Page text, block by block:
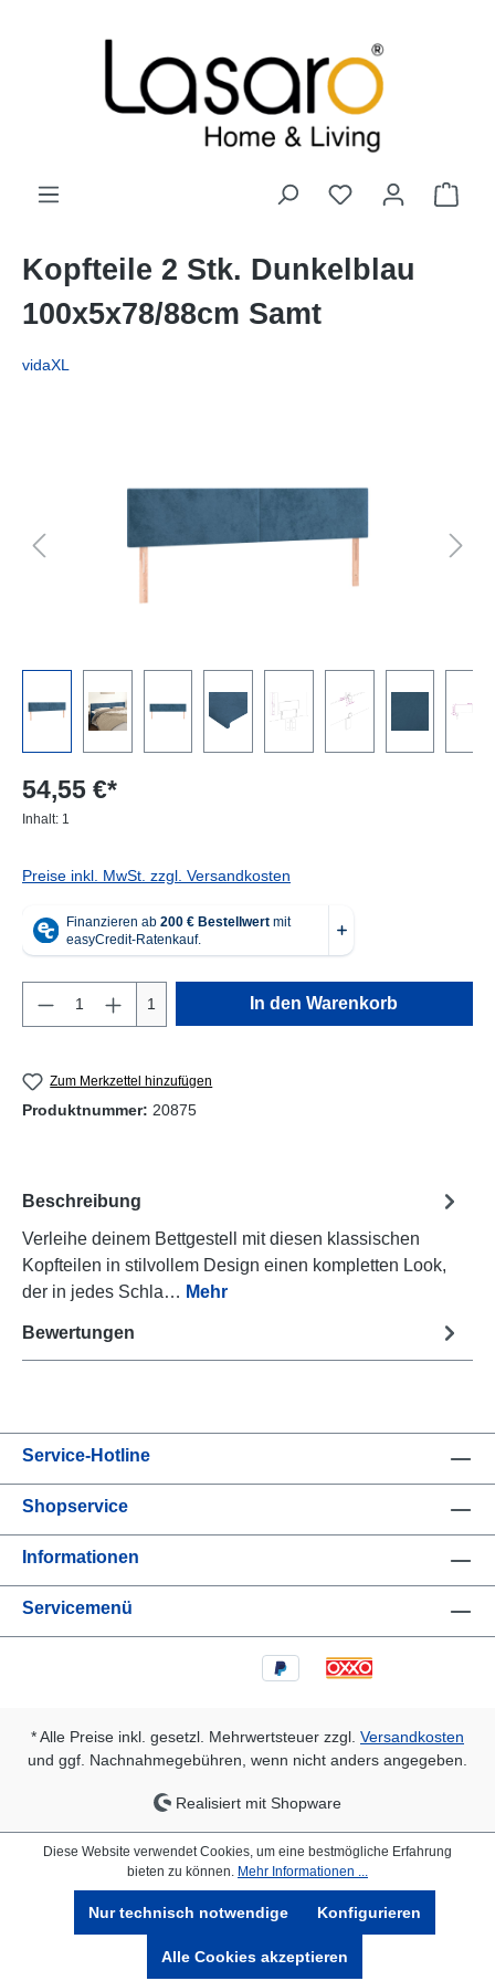
Kopfteile 2 Stk. Dunkelblau
100x5x78/88cm Samt
vidaXL
54,55 €*
Inhalt: 1
Preise inkl. MwSt. zzgl. Versandkosten
Produkt Anzahl: Gib den gewünschten
1 In den Warenkorb
Zum Merkzettel hinzufügen
Produktnummer: 20875
Beschreibung
Verleihe deinem Bettgestell mit diesen klassischen
Kopfteilen in stilvollem Design einen kompletten Look,
der in jedes Schla… Mehr
Bewertungen
Service-Hotline
Shopservice
Informationen
Servicemenü
* Alle Preise inkl. gesetzl. Mehrwertsteuer zzgl. Versandkosten
und ggf. Nachnahmegebühren, wenn nicht anders angegeben.
Realisiert mit Shopware
Diese Website verwendet Cookies, um eine bestmögliche Erfahrung
bieten zu können. Mehr Informationen ...
Nur technisch notwendige Konfigurieren
Alle Cookies akzeptieren